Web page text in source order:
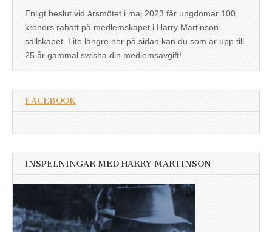
Enligt beslut vid årsmötet i maj 2023 får ungdomar 100
kronors rabatt på medlemskapet i Harry Martinson-
sällskapet. Lite längre ner på sidan kan du som är upp till
25 år gammal swisha din medlemsavgift!
FACEBOOK
INSPELNINGAR MED HARRY MARTINSON